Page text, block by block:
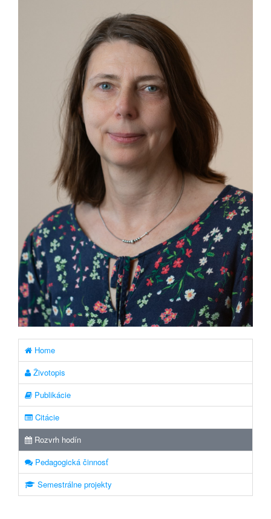
Home
Životopis
Publikácie
Citácie
Rozvrh hodín
Pedagogická činnosť
Semestrálne projekty